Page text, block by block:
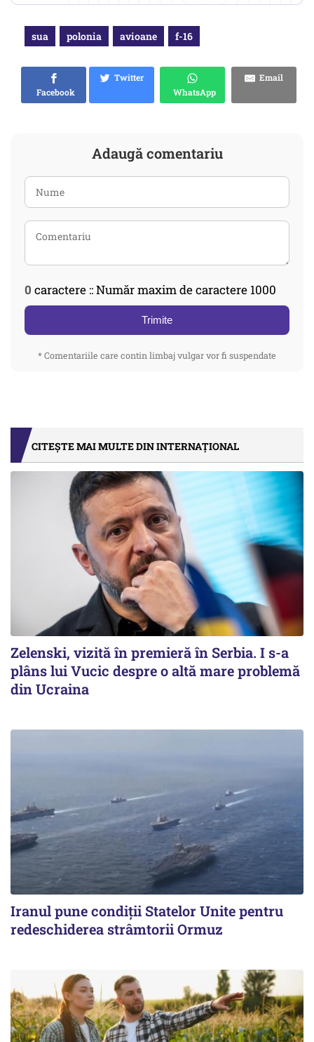
sua polonia avioane f-16
Facebook
Twitter
WhatsApp
Email
Adaugă comentariu
0 caractere :: Număr maxim de caractere 1000
Trimite
* Comentariile care contin limbaj vulgar vor fi suspendate
CITEȘTE MAI MULTE DIN INTERNAȚIONAL
Zelenski, vizită în premieră în Serbia. I s-a
plâns lui Vucic despre o altă mare problemă
din Ucraina
Iranul pune condiții Statelor Unite pentru
redeschiderea strâmtorii Ormuz